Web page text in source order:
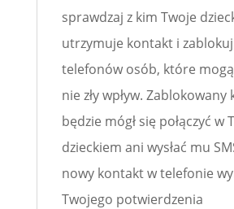
sprawdzaj z kim Twoje
utrzymuje kontakt i
telefonów osób, które
nie zły wpływ.
będzie mógł się połączyć w
dzieckiem ani wysłać mu
nowy kontakt w telefonie
Twojego potwierdzenia